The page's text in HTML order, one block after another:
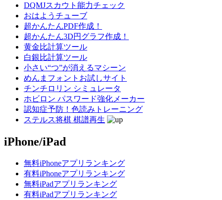
DQMJスカウト能力チェック
おはようチューブ
超かんたんPDF作成！
超かんたん3D円グラフ作成！
黄金比計算ツール
白銀比計算ツール
小さい“つ”が消えるマシーン
めんまフォントお試しサイト
チンチロリン シミュレータ
ホビロン パスワード強化メーカー
認知症予防！色読みトレーニング
ステルス将棋 棋譜再生
iPhone/iPad
無料iPhoneアプリランキング
有料iPhoneアプリランキング
無料iPadアプリランキング
有料iPadアプリランキング